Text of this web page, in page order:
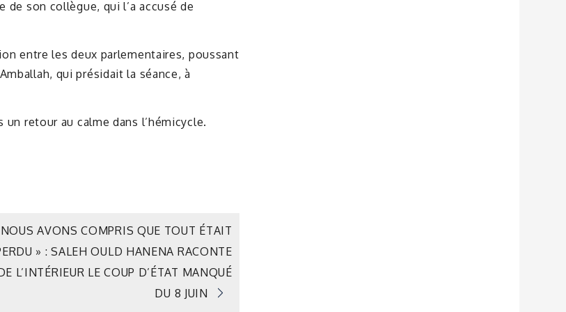
de son collègue, qui l’a accusé de
entre les deux parlementaires, poussant
qui présidait la séance, à
retour au calme dans l’hémicycle.
AVONS COMPRIS QUE TOUT ÉTAIT
» : SALEH OULD HANENA RACONTE
L’INTÉRIEUR LE COUP D’ÉTAT MANQUÉ
DU 8 JUIN